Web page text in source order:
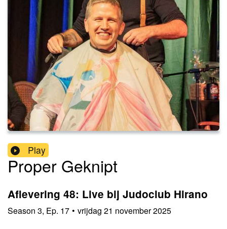
Play
Proper Geknipt
Aflevering 48: Live bij Judoclub Hirano
Season 3, Ep. 17 • vrijdag 21 november 2025